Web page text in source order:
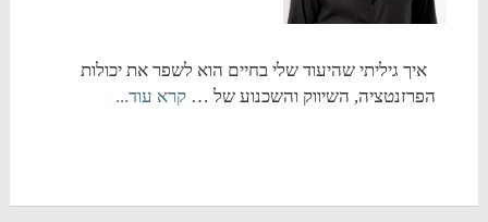
איך גיליתי שהיעוד שלי בחיים הוא לשפר את יכולות
הפרזנטציה, השיווק והשכנוע של … קרא עוד...